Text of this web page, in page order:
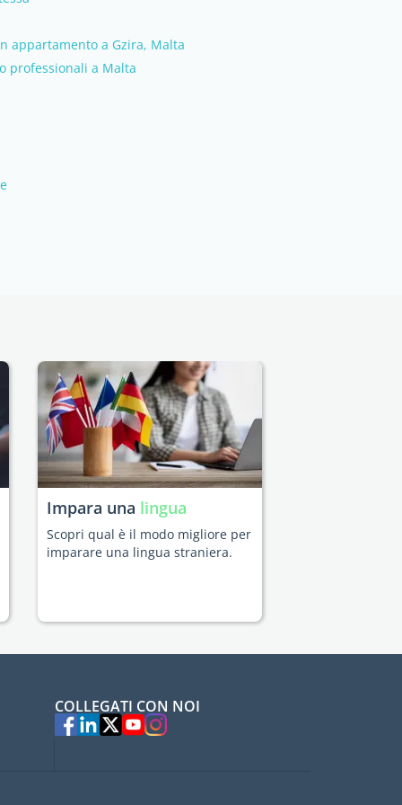
appartamento a Gzira, Malta
professionali a Malta
Impara una lingua
Scopri qual è il modo migliore per
imparare una lingua straniera.
COLLEGATI CON NOI